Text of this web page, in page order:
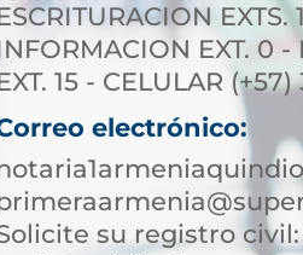
EXTS.
EXT. 0 -
15 - CELULAR (+57)
electrónico:
su registro civil: